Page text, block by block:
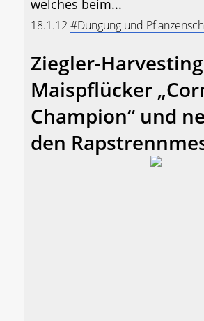
welches beim...
18.1.12 #Düngung und
Ziegler-
Maispflücker
Champion“ und
den